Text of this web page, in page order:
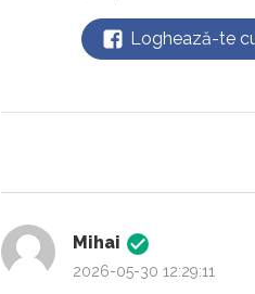
Loghează-te
Mihai
2026-05-30 12:29:11